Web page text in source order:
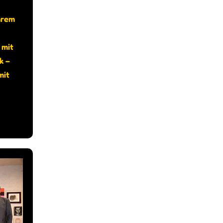
mit
–